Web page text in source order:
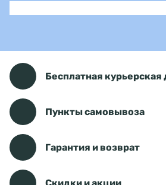
Бесплатная курьерская
Пункты самовывоза
Гарантия и возврат
Скидки и акции